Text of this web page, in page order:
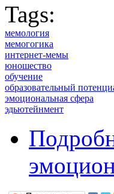
Tags:
мемология
мемогогика
интернет-мемы
юношество
обучение
образовательный
эмоциональная сфера
эдьютейнмент